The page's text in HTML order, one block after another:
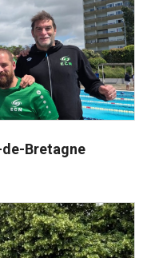
de-Bretagne